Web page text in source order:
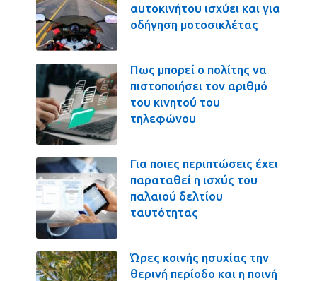
αυτοκινήτου ισχύει και για
οδήγηση μοτοσικλέτας
Πως μπορεί ο πολίτης να
πιστοποιήσει τον αριθμό
του κινητού του
τηλεφώνου
Για ποιες περιπτώσεις έχει
παραταθεί η ισχύς του
παλαιού δελτίου
ταυτότητας
Ώρες κοινής ησυχίας την
θερινή περίοδο και η ποινή